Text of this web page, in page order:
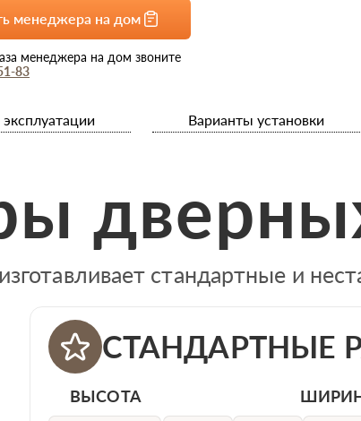
менеджера на дом
менеджера на дом звоните
83
Варианты установки
стандартные и
СТАНДАРТНЫЕ
ВЫСОТА